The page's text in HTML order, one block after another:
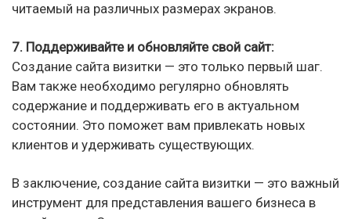
читаемый на различных размерах экранов.
7. Поддерживайте и обновляйте свой сайт:
Создание сайта визитки — это только первый шаг.
Вам также необходимо регулярно обновлять
содержание и поддерживать его в актуальном
состоянии. Это поможет вам привлекать новых
клиентов и удерживать существующих.
В заключение, создание сайта визитки — это важный
инструмент для представления вашего бизнеса в